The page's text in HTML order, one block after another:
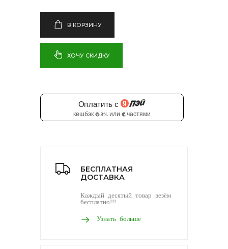
В КОРЗИНУ
ХОЧУ СКИДКУ
БЕСПЛАТНАЯ
ДОСТАВКА
Каждый десятый товар везём
бесплатно!!!
Узнать больше